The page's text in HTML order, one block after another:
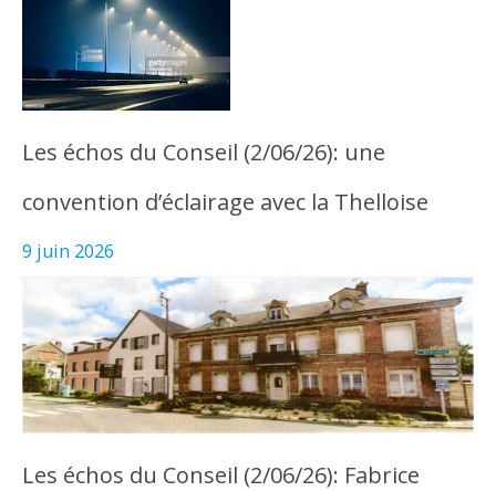
Les échos du Conseil (2/06/26): une
convention d’éclairage avec la Thelloise
9 juin 2026
Les échos du Conseil (2/06/26): Fabrice